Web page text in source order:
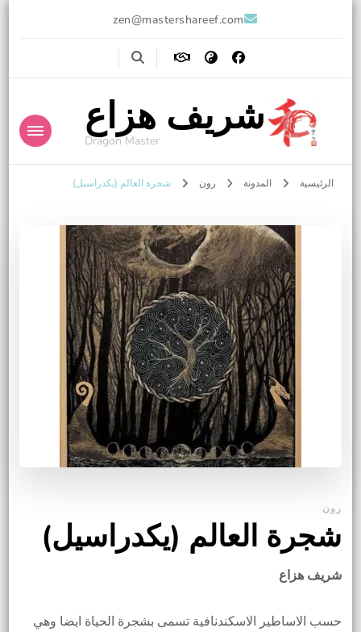
zen@mastershareef.com
شريف هزاع
Dragon Master
الرئيسية المدونة رون شجرة العالم (يكدراسيل)
رون
شجرة العالم (يكدراسيل)
شريف هزاع
حسب الاساطير الاسكندنافية تسمى بشجرة الحياة ايضا وهي